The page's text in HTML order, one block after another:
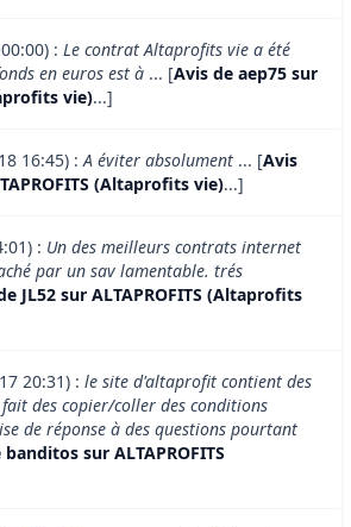
: Le contrat Altaprofits vie a été
en euros est à ... [Avis de aep75 sur
vie)...]
16:45) :A éviter absolument ... [Avis
(Altaprofits vie)...]
: Un des meilleurs contrats internet
par un sav lamentable. trés
JL52 sur ALTAPROFITS (Altaprofits
20:31) : le site d'altaprofit contient des
des copier/coller des conditions
de réponse à des questions pourtant
sur ALTAPROFITS